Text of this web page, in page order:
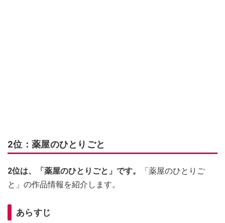
2位：薬屋のひとりごと
2位は、「薬屋のひとりごと」です。
「薬屋のひとりご
と」の作品情報を紹介します。
あらすじ